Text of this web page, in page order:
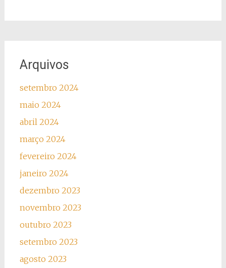
Arquivos
setembro 2024
maio 2024
abril 2024
março 2024
fevereiro 2024
janeiro 2024
dezembro 2023
novembro 2023
outubro 2023
setembro 2023
agosto 2023